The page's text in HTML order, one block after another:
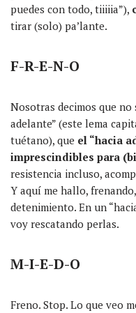
puedes con todo, tiiiiia”),
tirar (solo) pa’lante.
F-R-E-N-O
Nosotras decimos que no
adelante” (este lema
tuétano), que el “hacia
imprescindibles para
resistencia incluso,
Y aquí me hallo,
detenimiento. En un
voy rescatando perlas.
M-I-E-D-O
Freno. Stop. Lo que veo